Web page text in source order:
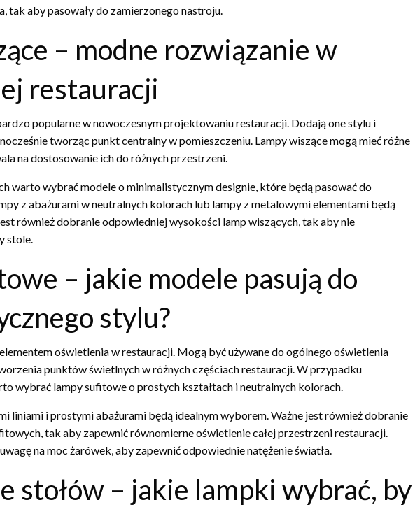
tak aby pasowały do zamierzonego nastroju.
– modne rozwiązanie w
restauracji
popularne w nowoczesnym projektowaniu restauracji. Dodają one stylu i
tworząc punkt centralny w pomieszczeniu. Lampy wiszące mogą mieć różne
na dostosowanie ich do różnych przestrzeni.
warto wybrać modele o minimalistycznym designie, które będą pasować do
z abażurami w neutralnych kolorach lub lampy z metalowymi elementami będą
również dobranie odpowiedniej wysokości lamp wiszących, tak aby nie
stole.
– jakie modele pasują do
stylu?
oświetlenia w restauracji. Mogą być używane do ogólnego oświetlenia
punktów świetlnych w różnych częściach restauracji. W przypadku
wybrać lampy sufitowe o prostych kształtach i neutralnych kolorach.
liniami i prostymi abażurami będą idealnym wyborem. Ważne jest również dobranie
tak aby zapewnić równomierne oświetlenie całej przestrzeni restauracji.
na moc żarówek, aby zapewnić odpowiednie natężenie światła.
stołów – jakie lampki wybrać, by